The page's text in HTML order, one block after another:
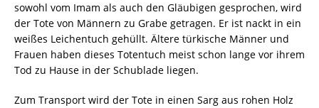
sowohl vom Imam als auch den Gläubigen gesprochen, wird
der Tote von Männern zu Grabe getragen. Er ist nackt in ein
weißes Leichentuch gehüllt. Ältere türkische Männer und
Frauen haben dieses Totentuch meist schon lange vor ihrem
Tod zu Hause in der Schublade liegen.
Zum Transport wird der Tote in einen Sarg aus rohen Holz